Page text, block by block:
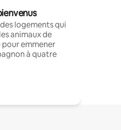
logements qui
animaux de
emmener
à quatre